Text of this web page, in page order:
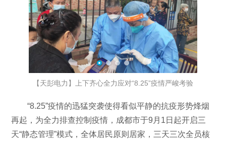
【天彭电力】上下齐心全力应对“8.25”疫情严峻考验
“8.25”疫情的迅猛突袭使得看似平静的抗疫形势烽烟
再起，为全力排查控制疫情，成都市于9月1日起开启三
天“静态管理”模式，全体居民原则居家，三天三次全员核